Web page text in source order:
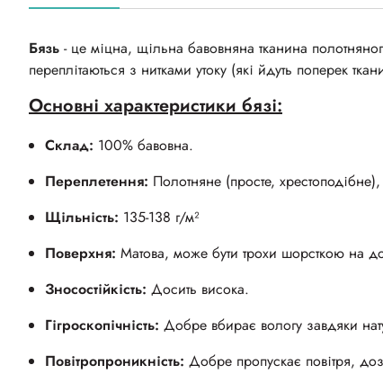
Бязь - це міцна, щільна бавовняна тканина
переплітаються з нитками утоку (які йдуть поперек
Основні характеристики бязі:
Склад: 100% бавовна.
Переплетення: Полотняне (просте,
Щільність: 135-138 г/м²
Поверхня: Матова, може бути трохи шорсткою на
Зносостійкість: Досить висока.
Гігроскопічність: Добре вбирає вологу завдяки
Повітропроникність: Добре пропускає повітря,